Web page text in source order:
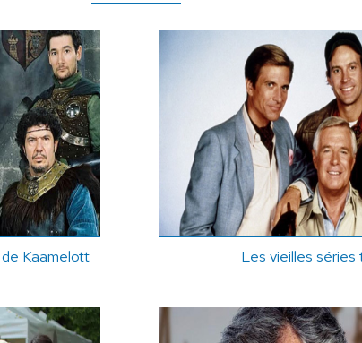
Kaamelott
Les vieilles